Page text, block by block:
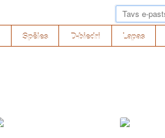
Spēles D-biedri Lapas